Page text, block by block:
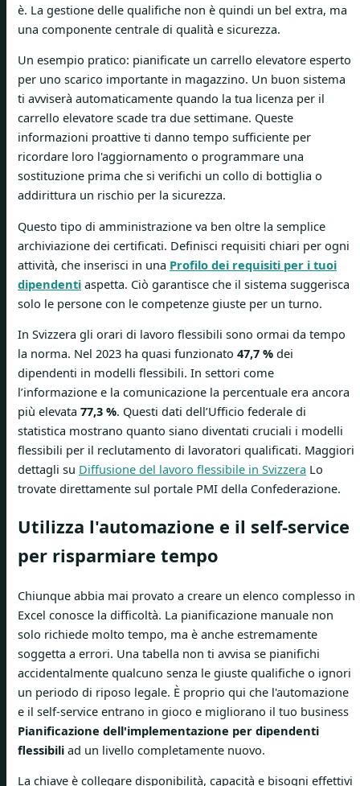
è. La gestione delle qualifiche non è quindi un bel extra, ma
una componente centrale di qualità e sicurezza.
Un esempio pratico: pianificate un carrello elevatore esperto
per uno scarico importante in magazzino. Un buon sistema
ti avviserà automaticamente quando la tua licenza per il
carrello elevatore scade tra due settimane. Queste
informazioni proattive ti danno tempo sufficiente per
ricordare loro l'aggiornamento o programmare una
sostituzione prima che si verifichi un collo di bottiglia o
addirittura un rischio per la sicurezza.
Questo tipo di amministrazione va ben oltre la semplice
archiviazione dei certificati. Definisci requisiti chiari per ogni
attività, che inserisci in una Profilo dei requisiti per i tuoi
dipendenti aspetta. Ciò garantisce che il sistema suggerisca
solo le persone con le competenze giuste per un turno.
In Svizzera gli orari di lavoro flessibili sono ormai da tempo
la norma. Nel 2023 ha quasi funzionato 47,7 % dei
dipendenti in modelli flessibili. In settori come
l’informazione e la comunicazione la percentuale era ancora
più elevata 77,3 %. Questi dati dell’Ufficio federale di
statistica mostrano quanto siano diventati cruciali i modelli
flessibili per il reclutamento di lavoratori qualificati. Maggiori
dettagli su Diffusione del lavoro flessibile in Svizzera Lo
trovate direttamente sul portale PMI della Confederazione.
Utilizza l'automazione e il self-service
per risparmiare tempo
Chiunque abbia mai provato a creare un elenco complesso in
Excel conosce la difficoltà. La pianificazione manuale non
solo richiede molto tempo, ma è anche estremamente
soggetta a errori. Una tabella non ti avvisa se pianifichi
accidentalmente qualcuno senza le giuste qualifiche o ignori
un periodo di riposo legale. È proprio qui che l'automazione
e il self-service entrano in gioco e migliorano il tuo business
Pianificazione dell'implementazione per dipendenti
flessibili ad un livello completamente nuovo.
La chiave è collegare disponibilità, capacità e bisogni effettivi